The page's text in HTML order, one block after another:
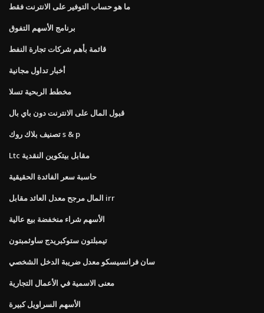
ما هو حساب التوفير على الانترنت فقط
برنامج الأسهم التفوق
قائمة بأهم شركات تجارة النفط
أخبار تداول مجانية
مخطط الربحية تسلا
قبول المال على الانترنت دون باي بال
تصنيف بلاك روك s & p
Ltc مقابل بيتكوين النقدية
حاسبة سعر الفائدة الحقيقية
المال مرجح معدل العائد مقابل irr
الأسهم شراء منخفضة بيع عالية
تيمبلتون ستوكبريدج ساوثمبتون
سان فرانسيسكو معدل ضريبة الدخل الشخصي
معنى الاسمية في الأعمال التجارية
الأسهم السراويل كبيرة